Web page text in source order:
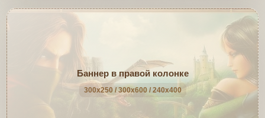
Баннер в правой колонке
300x250 / 300x600 / 240x400